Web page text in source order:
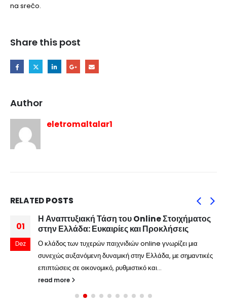
na srečo.
Share this post
Author
eletromaltalar1
RELATEDPOSTS
01
Dez
Η Αναπτυξιακή Τάση του Online Στοιχήματος
στην Ελλάδα: Ευκαιρίες και Προκλήσεις
Ο κλάδος των τυχερών παιχνιδιών online γνωρίζει μια
συνεχώς αυξανόμενη δυναμική στην Ελλάδα, με σημαντικές
επιπτώσεις σε οικονομικό, ρυθμιστικό και...
read more